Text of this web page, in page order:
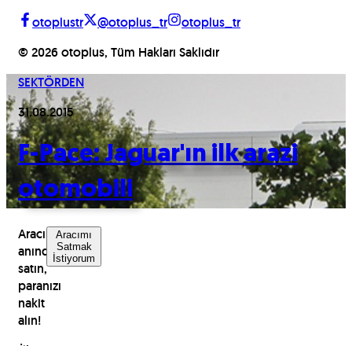
otoplustr
@otoplus_tr
otoplus_tr
© 2026 otoplus, Tüm Hakları Saklıdır
SEKTÖRDEN
31.08.2015
F-Pace: Jaguar'ın ilk arazi
otomobili
Aracınızı
anında
satın,
paranızı
nakit
alın!
Aracımı
Satmak
İstiyorum